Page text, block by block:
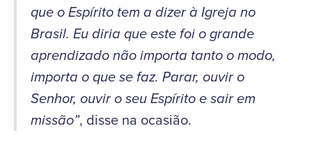
que o Espírito tem a dizer à Igreja no
Brasil. Eu diria que este foi o grande
aprendizado não importa tanto o modo,
importa o que se faz. Parar, ouvir o
Senhor, ouvir o seu Espírito e sair em
missão”, disse na ocasião.